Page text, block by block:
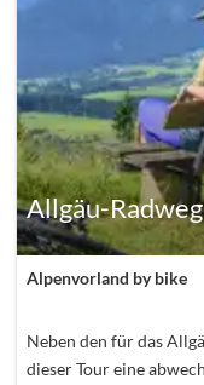
Allgäu-Radweg
Alpenvorland by bike
Neben den für das
dieser Tour eine